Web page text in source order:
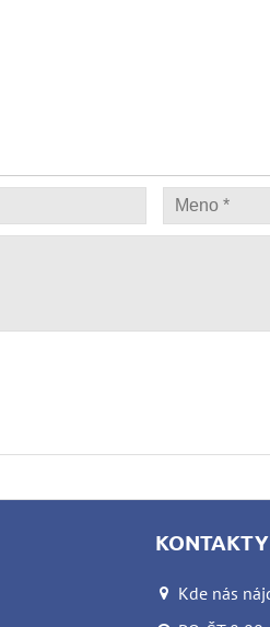
Kde nás